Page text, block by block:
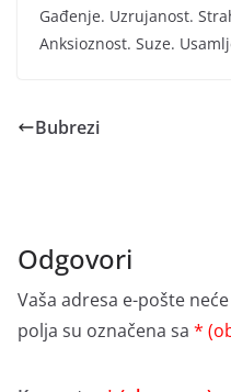
Gađenje. Uzrujanost.
Anksioznost. Suze.
Bubrezi
Odgovori
Vaša adresa e-pošte
polja su označena sa *